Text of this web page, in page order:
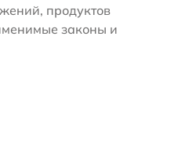
продуктов
законы и